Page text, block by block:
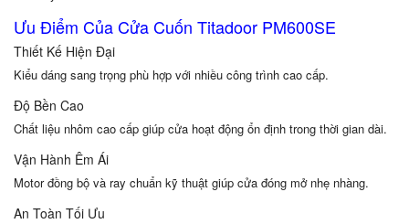
Ưu Điểm Của Cửa Cuốn Titadoor PM600SE
Thiết Kế Hiện Đại
Kiểu dáng sang trọng phù hợp với nhiều công trình cao cấp.
Độ Bền Cao
Chất liệu nhôm cao cấp giúp cửa hoạt động ổn định trong thời gian dài.
Vận Hành Êm Ái
Motor đồng bộ và ray chuẩn kỹ thuật giúp cửa đóng mở nhẹ nhàng.
An Toàn Tối Ưu